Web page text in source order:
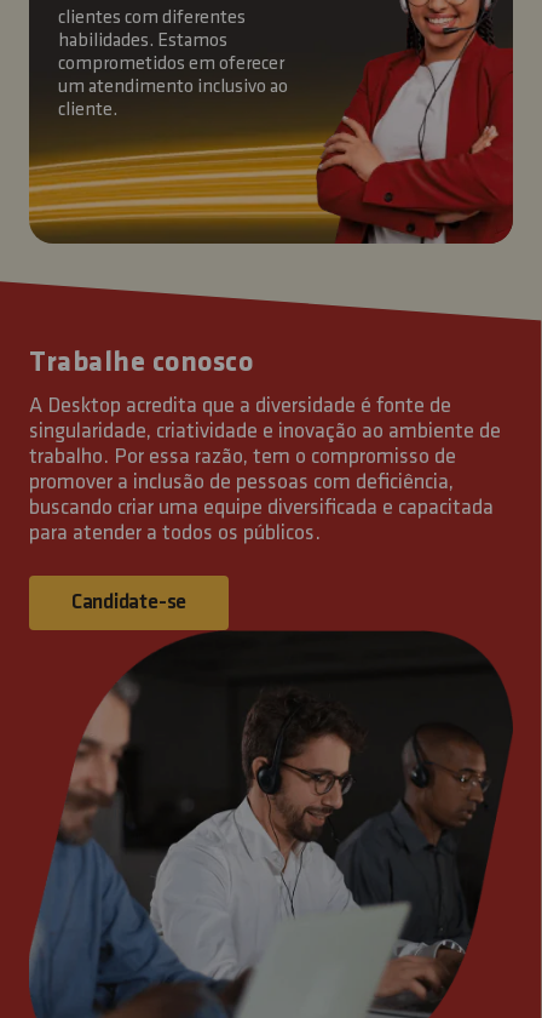
clientes com diferentes
habilidades. Estamos
comprometidos em oferecer
um atendimento inclusivo ao
cliente.
Trabalhe conosco
A Desktop acredita que a diversidade é fonte de
singularidade, criatividade e inovação ao ambiente de
trabalho. Por essa razão, tem o compromisso de
promover a inclusão de pessoas com deficiência,
buscando criar uma equipe diversificada e capacitada
para atender a todos os públicos.
Candidate-se